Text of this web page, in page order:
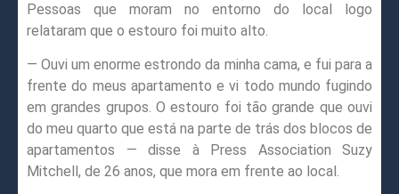
Pessoas que moram no entorno do local logo
relataram que o estouro foi muito alto.
— Ouvi um enorme estrondo da minha cama, e fui para a
frente do meus apartamento e vi todo mundo fugindo
em grandes grupos. O estouro foi tão grande que ouvi
do meu quarto que está na parte de trás dos blocos de
apartamentos — disse à Press Association Suzy
Mitchell, de 26 anos, que mora em frente ao local.